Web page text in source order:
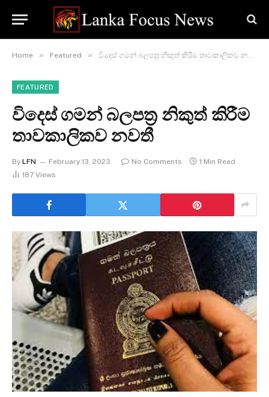
Home » Featured » විදෙස් ගමන් බලපත්‍ර නිකුත් කිරීම තාවකාලිකව නවතී
FEATURED
විදෙස් ගමන් බලපත්‍ර නිකුත් කිරීම
තාවකාලිකව නවතී
By LFN February 13, 2023 No Comments
1 Min Read
187 Views